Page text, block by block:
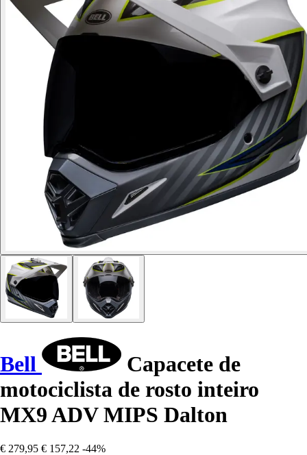
Bell
Capacete de
motociclista de rosto inteiro
MX9 ADV MIPS Dalton
€ 279,95 € 157,22 -44%